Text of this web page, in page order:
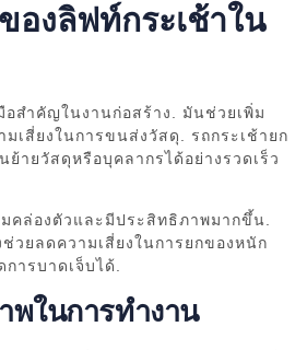
งลิฟท์กระเช้าใน
อสำคัญในงานก่อสร้าง. มันช่วยเพิ่ม
เสี่ยงในการขนส่งวัสดุ. รถกระเช้ายก
ย้ายวัสดุหรือบุคลากรได้อย่างรวดเร็ว
คล่องตัวและมีประสิทธิภาพมากขึ้น.
วยลดความเสี่ยงในการยกของหนัก
ารบาดเจ็บได้.
พในการทำงาน